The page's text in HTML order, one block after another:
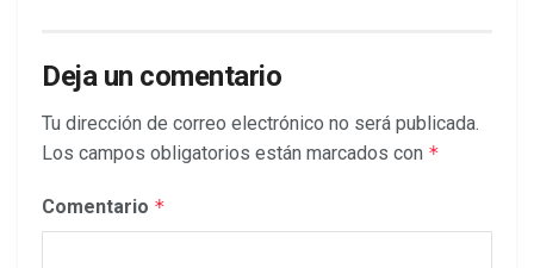
Deja un comentario
Tu dirección de correo electrónico no será publicada.
Los campos obligatorios están marcados con *
Comentario *